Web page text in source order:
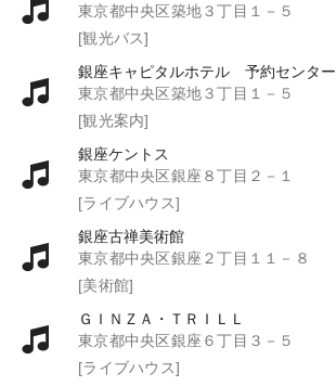
東京都中央区築地３丁目１－５
[観光バス]
銀座キャピタルホテル 予約センター
東京都中央区築地３丁目１－５
[観光案内]
銀座ケントス
東京都中央区銀座８丁目２－１
[ライブハウス]
銀座古禅美術館
東京都中央区銀座２丁目１１－８
[美術館]
ＧＩＮＺＡ・ＴＲＩＬＬ
東京都中央区銀座６丁目３－５
[ライブハウス]